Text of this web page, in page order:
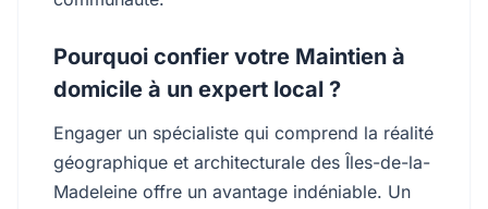
Pourquoi confier votre Maintien à
domicile à un expert local ?
Engager un spécialiste qui comprend la réalité
géographique et architecturale des Îles-de-la-
Madeleine offre un avantage indéniable. Un